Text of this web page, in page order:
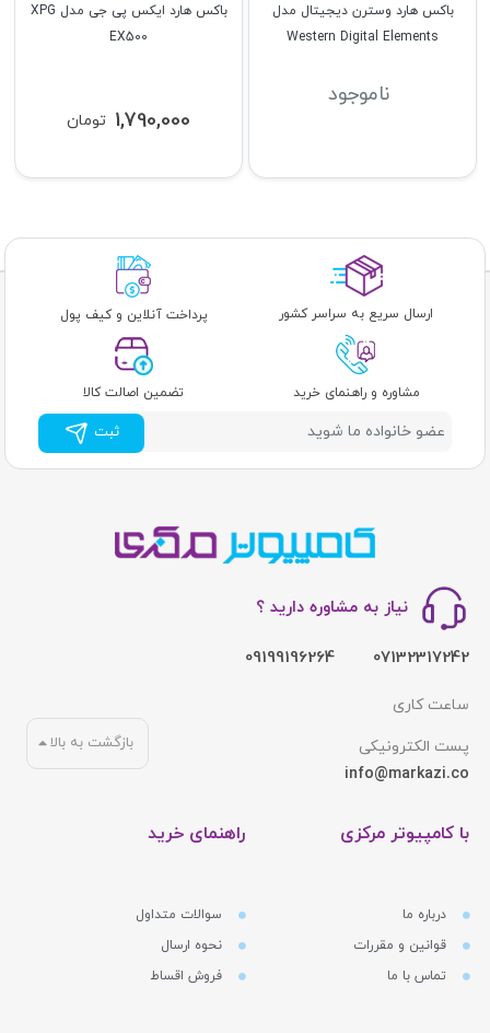
باکس هارد ایکس پی جی مدل XPG
EX500
تومان 1,790,000
باکس هارد وسترن دیجیتال مدل
Western Digital Elements
ناموجود
ارسال سریع به سراسر کشور پرداخت آنلاین و کیف پول
مشاوره و راهنمای خرید تضمین اصالت کالا
ثبت
نیاز به مشاوره دارید ؟
07132317242
09199196264
ساعت کاری
پست الکترونیکی
info@markazi.co
با کامپیوتر مرکزی
درباره ما
قوانین و مقررات
تماس با ما
راهنمای خرید
سوالات متداول
نحوه ارسال
فروش اقساط
بازگشت به بالا